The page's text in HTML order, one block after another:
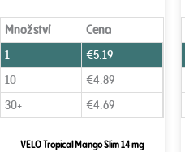
Množství
Cena
1
€5.19
10
€4.89
30+
€4.69
VELO Tropical Mango Slim 14 mg